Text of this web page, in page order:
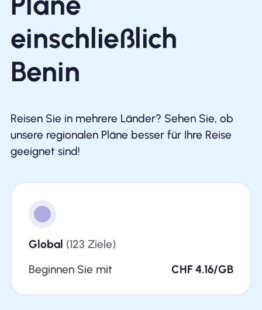
einschließlich
Benin
Reisen Sie in mehrere Länder? Sehen Sie, ob
unsere regionalen Pläne besser für Ihre Reise
geeignet sind!
Global (123 Ziele)
Beginnen Sie mit
CHF 4.16/GB